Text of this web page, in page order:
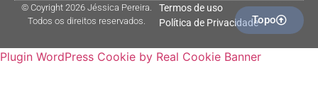
© Coyright 2026 Jéssica Pereira.
Todos os direitos reservados.
Termos de uso
Política de PrivacidadeTopo
Plugin WordPress Cookie by Real Cookie Banner